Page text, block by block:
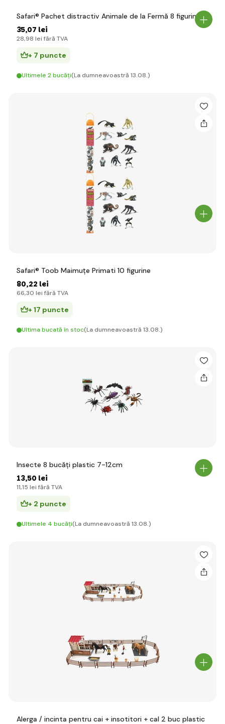
Safari® Pachet distractiv Animale de la Fermă 8 figurine
35,07 lei
28,98 lei fără TVA
+ 7 puncte
Ultimele 2 bucăți(La dumneavoastră 13.08.)
Safari® Toob Maimuțe Primati 10 figurine
80,22 lei
66,30 lei fără TVA
+ 17 puncte
Ultima bucată în stoc(La dumneavoastră 13.08.)
Insecte 8 bucăți plastic 7-12cm
13,50 lei
11,15 lei fără TVA
+ 2 puncte
Ultimele 4 bucăți(La dumneavoastră 13.08.)
Alerga / incinta pentru cai + insotitori + cal 2 buc plastic